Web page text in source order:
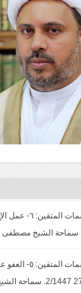
خطبة الجمعة: سمات
خطبة الجمعة: سمات المتقين: ٥-
المقدرة. بتاريخ 27 2/